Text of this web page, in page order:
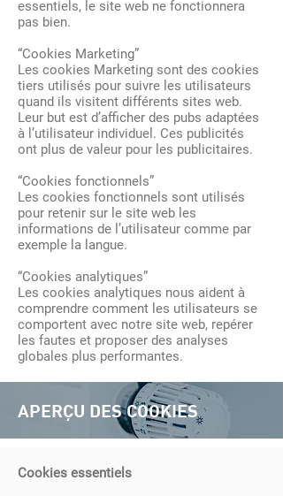
essentiels, le site web ne fonctionnera
pas bien.
“Cookies Marketing”
Les cookies Marketing sont des cookies
tiers utilisés pour suivre les utilisateurs
quand ils visitent différents sites web.
Leur but est d’afficher des pubs adaptées
à l’utilisateur individuel. Ces publicités
ont plus de valeur pour les publicitaires.
“Cookies fonctionnels”
Les cookies fonctionnels sont utilisés
pour retenir sur le site web les
informations de l’utilisateur comme par
exemple la langue.
“Cookies analytiques”
Les cookies analytiques nous aident à
comprendre comment les utilisateurs se
comportent avec notre site web, repérer
les fautes et proposer des analyses
globales plus performantes.
APERÇU DES COOKIES
Cookies essentiels